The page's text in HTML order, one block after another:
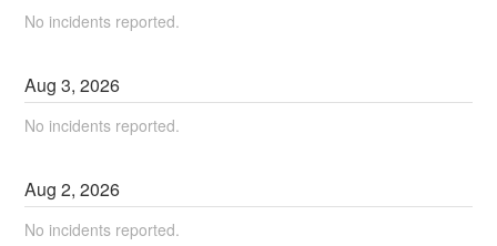
No incidents reported.
Aug3,2026
No incidents reported.
Aug2,2026
No incidents reported.